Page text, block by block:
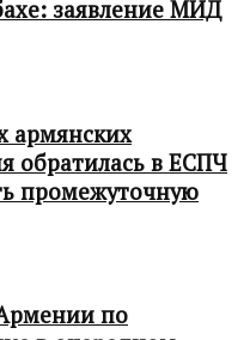
заявление МИД
армянских
обратилась в ЕСПЧ
промежуточную
по